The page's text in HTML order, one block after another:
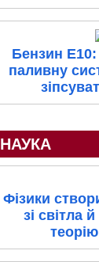
Бензин E10:
паливну
НАУКА
Фізики
зі світла
теорію